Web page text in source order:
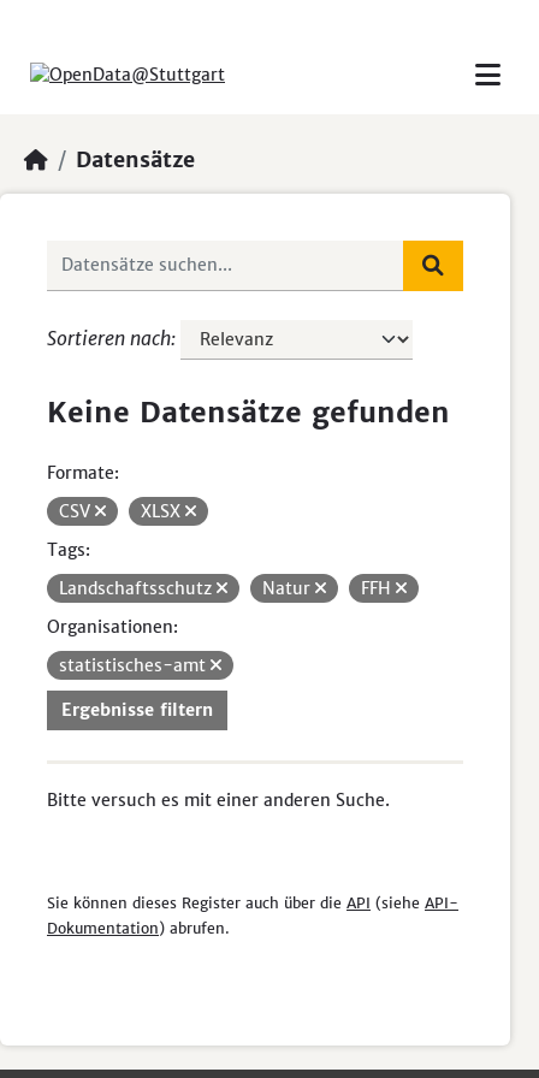
Datensätze
Sortieren nach
Keine Datensätze gefunden
Formate:
CSV
XLSX
Tags:
Landschaftsschutz
Natur
FFH
Organisationen:
statistisches-amt
Ergebnisse filtern
Bitte versuch es mit einer anderen Suche.
Sie können dieses Register auch über die API (siehe API-
Dokumentation) abrufen.